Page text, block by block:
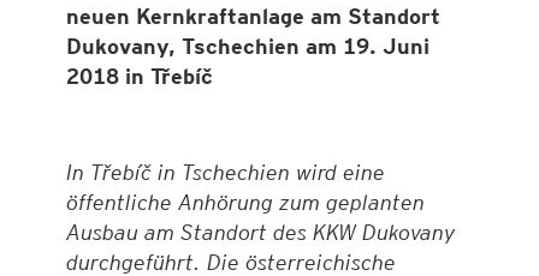
neuen Kernkraftanlage am Standort
Dukovany, Tschechien am 19. Juni
2018 in Třebíč
In Třebíč in Tschechien wird eine
öffentliche Anhörung zum geplanten
Ausbau am Standort des KKW Dukovany
durchgeführt. Die österreichische